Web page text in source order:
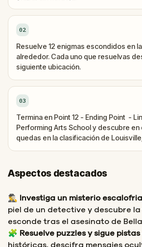
02
Resuelve 12 enigmas escondidos en
alrededor. Cada uno que resuelvas
siguiente ubicación.
03
Termina en Point 12 - Ending Point -
Performing Arts School y descubre
quedas en la clasificación de
Aspectos destacados
🕵️‍♂️ Investiga un misterio
piel de un detective y descubre
esconde tras el asesinato de
🧩 Resuelve puzzles y sigue pistas
históricas, descifra mensajes